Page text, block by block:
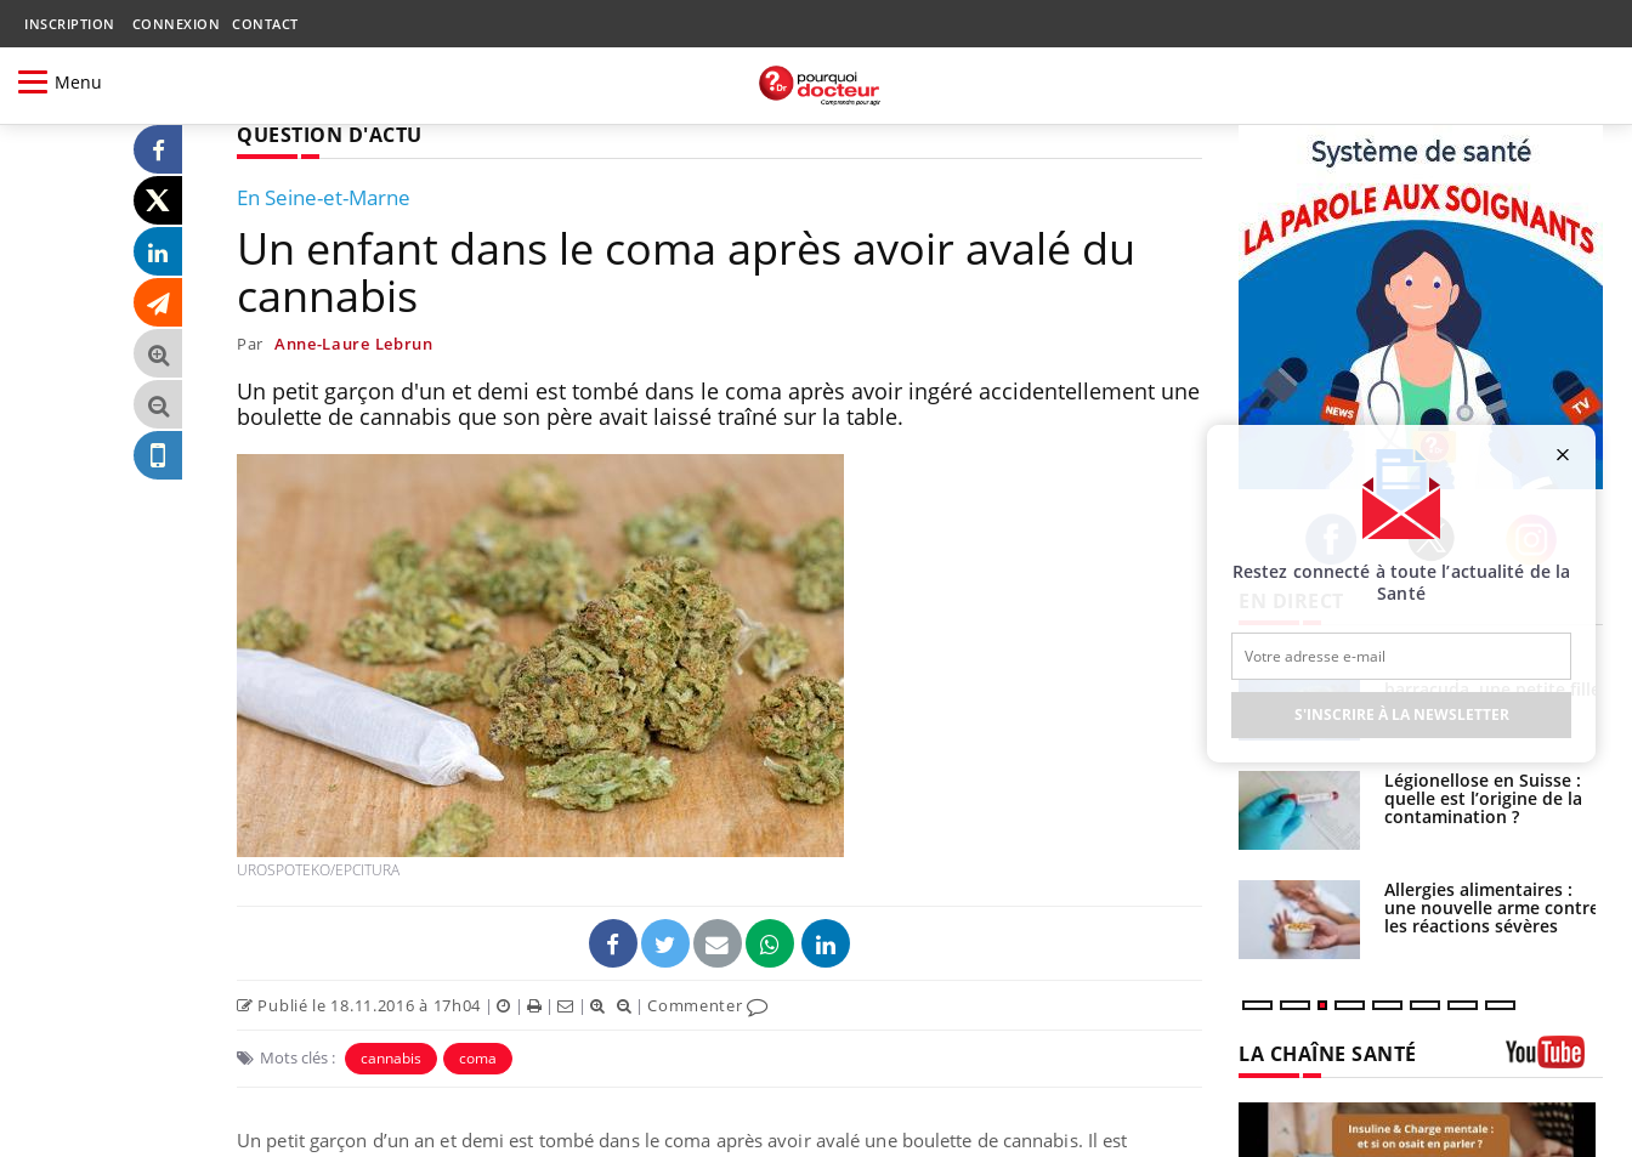
INSCRIPTION CONNEXION CONTACT
Menu
QUESTION D'ACTU
En Seine-et-Marne
Un enfant dans le coma après avoir avalé du
cannabis
Par Anne-Laure Lebrun
Un petit garçon d'un et demi est tombé dans le coma après avoir ingéré accidentellement une
boulette de cannabis que son père avait laissé traîné sur la table.
UROSPOTEKO/EPCITURA
Publié le 18.11.2016 à 17h04 | | | | |Commenter
Mots clés : cannabis coma
Un petit garçon d’un an et demi est tombé dans le coma après avoir avalé une boulette de cannabis. Il est
Facebook Twitter Instagram
Fortes chaleurs :
pourquoi le risque de
noyade grimpe-t-il ?
Le Viagra pourrait-il
freiner la propagation du
cancer ?
finalement être bénéfique
barracuda, une petite fille
secourue grâce à un
réflexe essentiel
Légionellose en Suisse :
quelle est l’origine de la
contamination ?
Allergies alimentaires :
une nouvelle arme contre
les réactions sévères
LA CHAÎNE SANTÉ
Restez connecté à toute l’actualité de la
Santé
S'INSCRIRE À LA NEWSLETTER